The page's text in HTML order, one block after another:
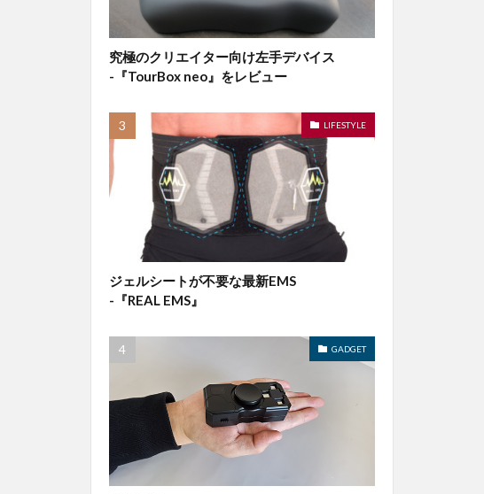
究極のクリエイター向け左手デバイス
-『TourBox neo』をレビュー
LIFESTYLE
ジェルシートが不要な最新EMS
-『REAL EMS』
GADGET